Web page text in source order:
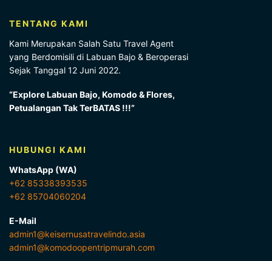
TENTANG KAMI
Kami Merupakan Salah Satu Travel Agent
yang Berdomisili di Labuan Bajo & Beroperasi
Sejak Tanggal 12 Juni 2022.
“Explore Labuan Bajo, Komodo & Flores,
Petualangan Tak TerBATAS !!!”
HUBUNGI KAMI
WhatsApp (WA)
+62 85338393535
+62 85704060204
E-Mail
admin1@keisernusatravelindo.asia
admin1@komodoopentripmurah.com